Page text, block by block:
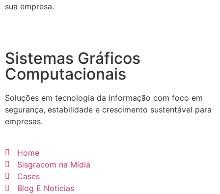
sua empresa.
Sistemas Gráficos
Computacionais
Soluções em tecnologia da informação com foco em
segurança, estabilidade e crescimento sustentável para
empresas.
Home
Sisgracom na Mídia
Cases
Blog E Noticias